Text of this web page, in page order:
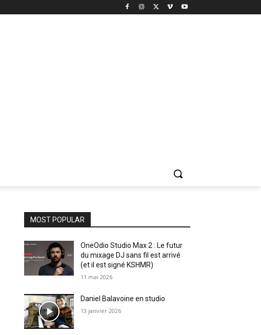
MOST POPULAR
OneOdio Studio Max 2 : Le futur
du mixage DJ sans fil est arrivé
(et il est signé KSHMR)
11 mai 2026
Daniel Balavoine en studio
13 janvier 2026